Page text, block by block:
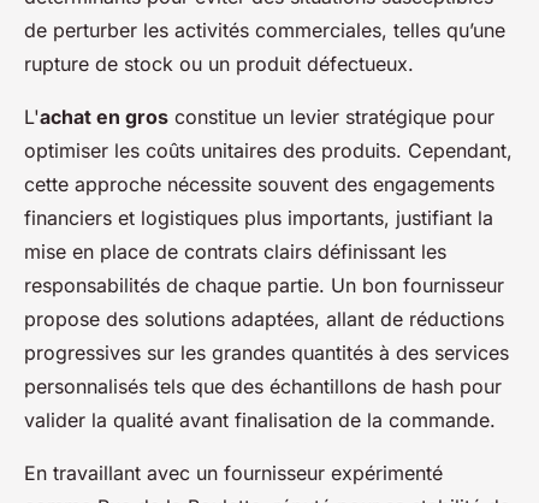
de perturber les activités commerciales, telles qu’une
rupture de stock ou un produit défectueux.
L'achat en gros constitue un levier stratégique pour
optimiser les coûts unitaires des produits. Cependant,
cette approche nécessite souvent des engagements
financiers et logistiques plus importants, justifiant la
mise en place de contrats clairs définissant les
responsabilités de chaque partie. Un bon fournisseur
propose des solutions adaptées, allant de réductions
progressives sur les grandes quantités à des services
personnalisés tels que des échantillons de hash pour
valider la qualité avant finalisation de la commande.
En travaillant avec un fournisseur expérimenté